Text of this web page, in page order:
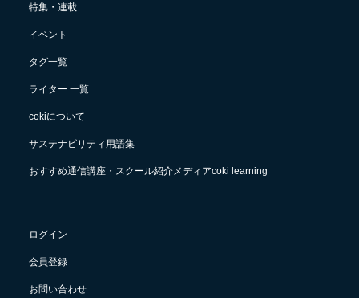
特集・連載
イベント
タグ一覧
ライター 一覧
cokiについて
サステナビリティ用語集
おすすめ通信講座・スクール紹介メディアcoki learning
ログイン
会員登録
お問い合わせ